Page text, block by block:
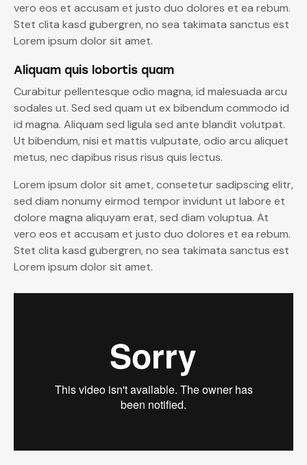
vero eos et accusam et justo duo dolores et ea rebum.
Stet clita kasd gubergren, no sea takimata sanctus est
Lorem ipsum dolor sit amet.
Aliquam quis lobortis quam
Curabitur pellentesque odio magna, id malesuada arcu
sodales ut. Sed sed quam ut ex bibendum commodo id
id magna. Aliquam sed ligula sed ante blandit volutpat.
Ut bibendum, nisi et mattis vulputate, odio arcu aliquet
metus, nec dapibus risus risus quis lectus.
Lorem ipsum dolor sit amet, consetetur sadipscing elitr,
sed diam nonumy eirmod tempor invidunt ut labore et
dolore magna aliquyam erat, sed diam voluptua. At
vero eos et accusam et justo duo dolores et ea rebum.
Stet clita kasd gubergren, no sea takimata sanctus est
Lorem ipsum dolor sit amet.